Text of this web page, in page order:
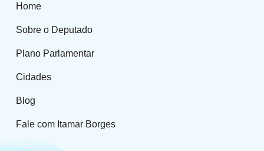
Home
Sobre o Deputado
Plano Parlamentar
Cidades
Blog
Fale com Itamar Borges